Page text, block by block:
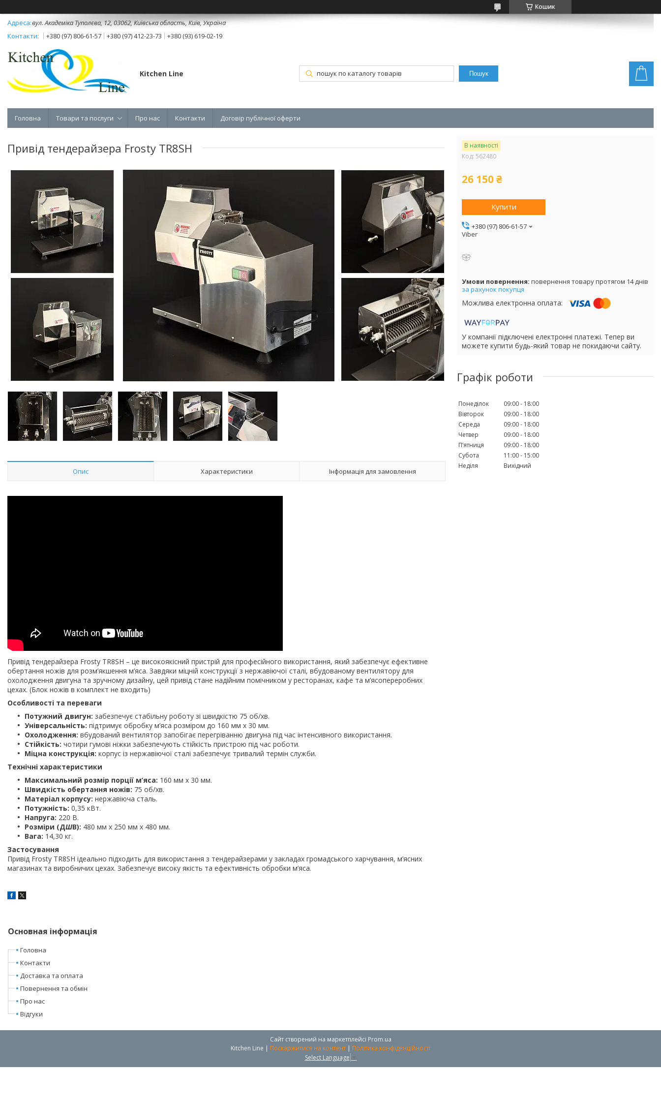
Кошик
вул. Академіка Туполєва, 12, 03062, Київська область, Київ, Україна
+380 (97) 806-61-57
+380 (97) 412-23-73 +380 (93) 619-02-19
Kitchen Line Пошук
Головна Товари та послуги Про нас Контакти Договір публічної оферти
Привід тендерайзера Frosty TR8SH
Опис Характеристики Інформація для замовлення
Привід тендерайзера Frosty TR8SH – це високоякісний пристрій для професійного використання, який забезпечує ефективне
обертання ножів для розм’якшення м’яса. Завдяки міцній конструкції з нержавіючої сталі, вбудованому вентилятору для
охолодження двигуна та зручному дизайну, цей привід стане надійним помічником у ресторанах, кафе та м’ясопереробних
цехах. (Блок ножів в комплект не входить)
Особливості та переваги
Потужний двигун: забезпечує стабільну роботу зі швидкістю 75 об/хв.
Універсальність: підтримує обробку м’яса розміром до 160 мм x 30 мм.
Охолодження: вбудований вентилятор запобігає перегріванню двигуна під час інтенсивного використання.
Стійкість: чотири гумові ніжки забезпечують стійкість пристрою під час роботи.
Міцна конструкція: корпус із нержавіючої сталі забезпечує тривалий термін служби.
Технічні характеристики
Максимальний розмір порції м’яса: 160 мм x 30 мм.
Швидкість обертання ножів: 75 об/хв.
Матеріал корпусу: нержавіюча сталь.
Потужність: 0,35 кВт.
Напруга: 220 В.
Розміри (ДШВ): 480 мм x 250 мм x 480 мм.
Вага: 14,30 кг.
Застосування
Привід Frosty TR8SH ідеально підходить для використання з тендерайзерами у закладах громадського харчування, м’ясних
магазинах та виробничих цехах. Забезпечує високу якість та ефективність обробки м’яса.
В наявності
Код: 562480
26 150 ₴
Купити
+380 (97) 806-61-57
Viber
повернення товару протягом 14 днів
за рахунок покупця
У компанії підключені електронні платежі. Тепер ви
можете купити будь-який товар не покидаючи сайту.
Графік роботи
Понеділок 09:00
18:00
Вівторок
09:00
18:00
Середа
09:00
18:00
Четвер
09:00
18:00
Пʼятниця
09:00
18:00
Субота
11:00
15:00
Неділя
Вихідний
Основная інформація
Головна
Контакти
Доставка та оплата
Повернення та обмін
Про нас
Відгуки
Сайт створений на маркетплейсі Prom.ua
Kitchen Line | Поскаржитися на контент | Політика конфіденційності
Select Language ▼